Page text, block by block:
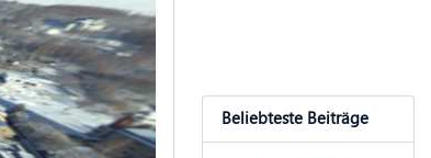
Beliebteste Beiträge